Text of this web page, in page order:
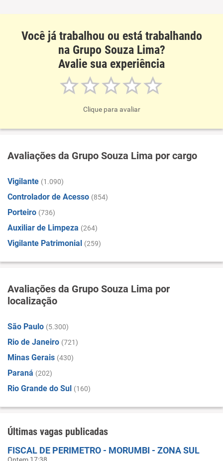
Você já trabalhou ou está trabalhando
na Grupo Souza Lima?
Avalie sua experiência
Clique para avaliar
Avaliações da Grupo Souza Lima por cargo
Vigilante (1.090)
Controlador de Acesso (854)
Porteiro (736)
Auxiliar de Limpeza (264)
Vigilante Patrimonial (259)
Avaliações da Grupo Souza Lima por
localização
São Paulo (5.300)
Rio de Janeiro (721)
Minas Gerais (430)
Paraná (202)
Rio Grande do Sul (160)
Últimas vagas publicadas
FISCAL DE PERIMETRO - MORUMBI - ZONA SUL